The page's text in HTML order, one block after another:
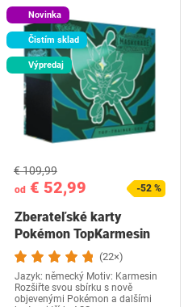
Novinka
Čistím sklad
Výpredaj
od € 52,99
€ 109,99
-52 %
Zberateľské karty
Pokémon TopKarmesin
(22×)
Jazyk: německý Motiv: Karmesin
Rozšiřte svou sbírku s nově
objevenými Pokémon a dalšími